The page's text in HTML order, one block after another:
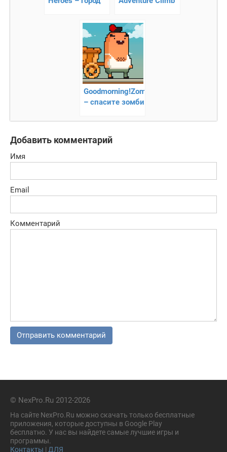
аркада про
желейного
человечка!
Goodmorning!Zombie
– спасите зомби
Добавить комментарий
Имя
Email
Комментарий
© NexPro.Ru 2012-2026
На сайте NexPro.Ru можно скачать только бесплатные
приложения, которые доступны в Google Play
бесплатно. У нас вы найдете самые лучшие игры и
программы.
Контакты | ДЛЯ